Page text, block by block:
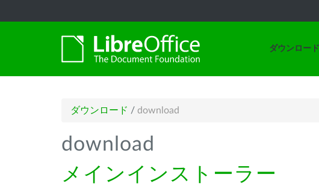
ダウンロード
ダウンロード / download
download
メインインストーラー